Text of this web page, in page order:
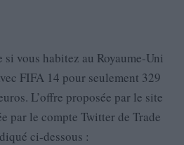
vous habitez au Royaume-Uni
FIFA 14 pour seulement 329
L’offre proposée par le site
par le compte Twitter de Trade
ci-dessous :